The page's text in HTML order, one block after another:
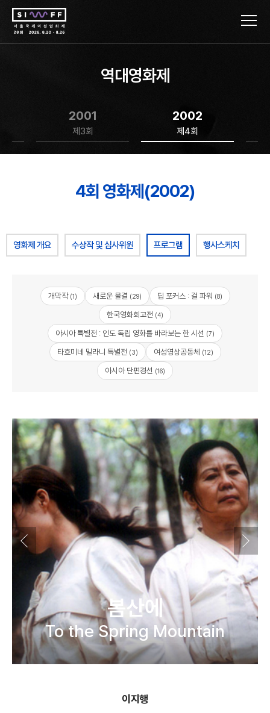
역대영화제
2001
제3회
2002
제4회
4회 영화제(2002)
영화제 개요 수상작 및 심사위원 프로그램 행사스케치
개막작(1) 새로운 물결 (29) 딥 포커스 : 걸 파워 (8)
한국영화회고전 (4)
아시아 특별전 : 인도 독립 영화를 바라보는 한 시선 (7)
타흐미네 밀라니 특별전 (3) 여성영상공동체 (12)
아시아 단편경선 (16)
봄산에
To the Spring Mountain
이지행